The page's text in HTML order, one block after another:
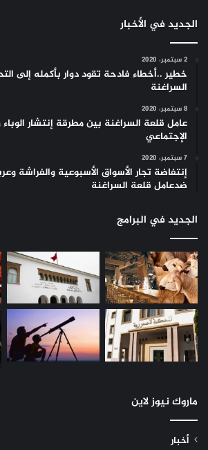
الجديد في الأخبار
2 سبتمبر، 2020
خطير ..أخطاء فادحة تقود دوار بأكمله إلى
السراغنة
8 سبتمبر، 2020
عامل قلعة السراغنة بين مطرقة إنتشار
الإجتماعي
7 سبتمبر، 2020
إنتفاضة تجار الأسواق الأسبوعية والفراشة
ضدعامل قلعة السراغنة
الجديد في البرامج
ماروك نيوز لاين
أخبار